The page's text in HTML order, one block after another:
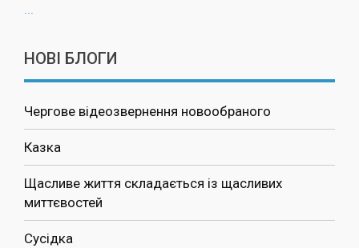
НОВІ БЛОГИ
Чергове відеозвернення новообраного
Казка
Щасливе життя складається із щасливих
миттєвостей
Сусідка